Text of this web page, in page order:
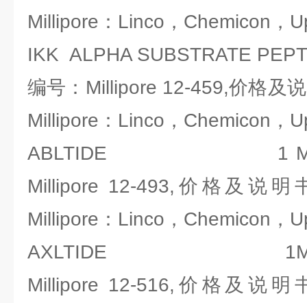
Millipore：Linco，Chemicon，
IKK ALPHA SUBSTRATE
编号：Millipore 12-459,价格及
Millipore：Linco，Chemicon，
ABLTIDE 1 MG,产
Millipore 12-493,价格及说
Millipore：Linco，Chemicon，
AXLTIDE 1MG,产
Millipore 12-516,价格及说